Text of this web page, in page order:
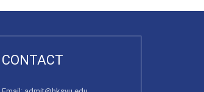
CONTACT